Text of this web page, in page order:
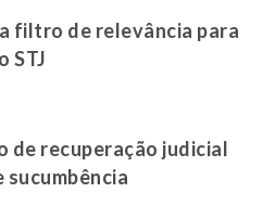
filtro de relevância para
STJ
de recuperação judicial